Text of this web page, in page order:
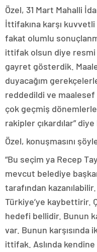
Özel, 31 Mart Mahalli
İttifakına karşı
fakat olumlu
ittifak olsun diye
gayret gösterdik.
duyacağım
reddedildi ve maalesef
çok geçmiş
rakipler çıkardılar”
Özel, konuşmasını
“Bu seçim ya Recep
mevcut belediye
tarafından
Türkiye’ye kaybettirir.
hedefi bellidir. Bunun
var. Bunun
ittifak. Aslında kendine